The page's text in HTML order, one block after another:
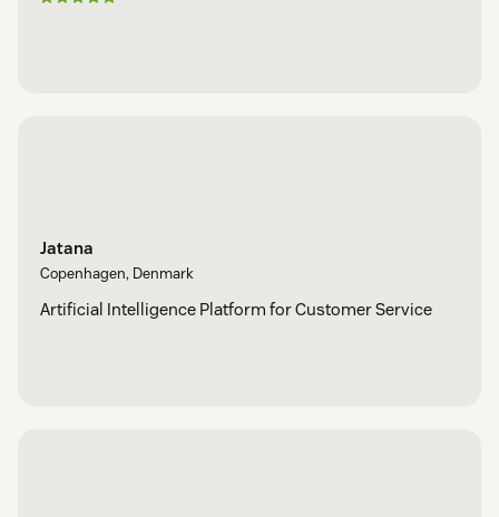
Jatana
Copenhagen, Denmark
Artificial Intelligence Platform for Customer Service